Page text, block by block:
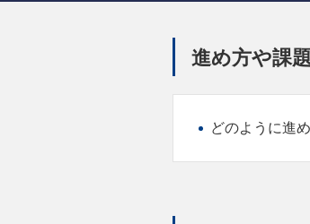
進め方や課
どのように進